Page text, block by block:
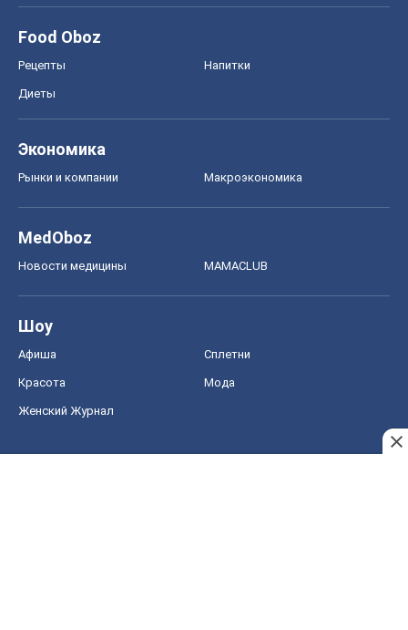
Food Oboz
Рецепты Напитки
Диеты
Экономика
Рынки и компании Mакроэкономика
MedOboz
Новости медицины MAMACLUB
Шоу
Афиша Сплетни
Красота Мода
Женский Журнал